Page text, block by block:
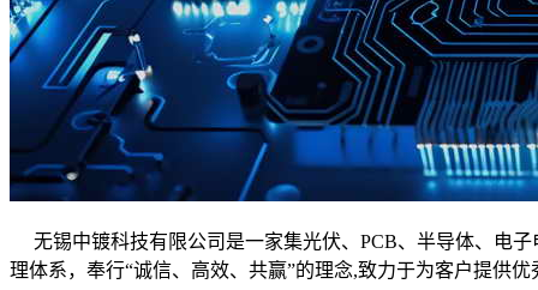
无锡中镀科技有限公司是一家集光伏、PCB、半导体、电
理体系，奉行“诚信、高效、共赢”的理念,致力于为客户提供